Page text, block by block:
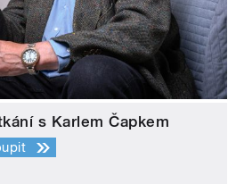
s Karlem Čapkem